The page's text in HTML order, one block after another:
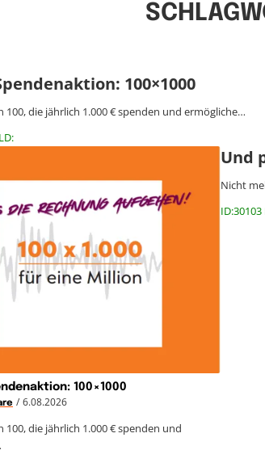
100×1000
100, die jährlich 1.000 € spenden und ermögliche…
100×1000
/ 6.08.2026
100, die jährlich 1.000 € spenden und
Und
Nicht